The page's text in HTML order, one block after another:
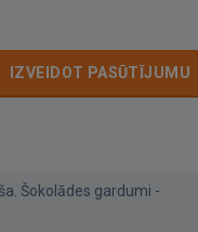
IZVEIDOT PASŪTĪJUMU
Šokolādes gardumi -